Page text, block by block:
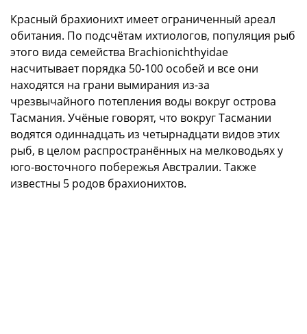
Красный брахионихт имеет ограниченный ареал
обитания. По подсчётам ихтиологов, популяция рыб
этого вида семейства Brachionichthyidae
насчитывает порядка 50-100 особей и все они
находятся на грани вымирания из-за
чрезвычайного потепления воды вокруг острова
Тасмания. Учёные говорят, что вокруг Тасмании
водятся одиннадцать из четырнадцати видов этих
рыб, в целом распространённых на мелководьях у
юго-восточного побережья Австралии. Также
известны 5 родов брахионихтов.